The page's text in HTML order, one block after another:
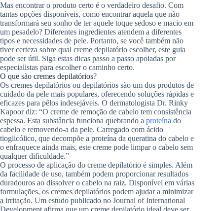
Mas encontrar o produto certo é o verdadeiro desafio. Com
tantas opções disponíveis, como encontrar aquela que não
transformará seu sonho de ter aquele toque sedoso e macio em
um pesadelo? Diferentes ingredientes atendem a diferentes
tipos e necessidades de pele. Portanto, se você também não
tiver certeza sobre qual creme depilatório escolher, este guia
pode ser útil. Siga estas dicas passo a passo apoiadas por
especialistas para escolher o caminho certo.
O que são cremes depilatórios?
Os cremes depilatórios ou depilatórios são um dos produtos de
cuidado da pele mais populares, oferecendo soluções rápidas e
eficazes para pêlos indesejáveis. O dermatologista Dr. Rinky
Kapoor diz: “O creme de remoção de cabelo tem consistência
espessa. Esta substância funciona quebrando a proteína do
cabelo e removendo-a da pele. Carregado com ácido
tioglicólico, que decompõe a proteína da queratina do cabelo e
o enfraquece ainda mais, este creme pode limpar o cabelo sem
qualquer dificuldade.”
O processo de aplicação do creme depilatório é simples. Além
da facilidade de uso, também podem proporcionar resultados
duradouros ao dissolver o cabelo na raiz. Disponível em várias
formulações, os cremes depilatórios podem ajudar a minimizar
a irritação. Um estudo publicado no Journal of International
Development afirma que um creme depilatório ideal deve ser